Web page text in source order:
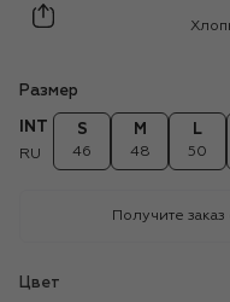
Van
Размер
INT
RU
S
46
M
48
L
50
Получите
Цвет